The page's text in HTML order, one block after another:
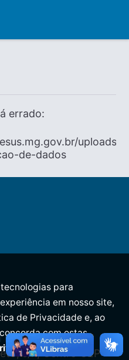
errado:
uploads/
de-dados
s/n, Centro CEP:
para
em nosso site,
de Privacidade e, ao
com estas